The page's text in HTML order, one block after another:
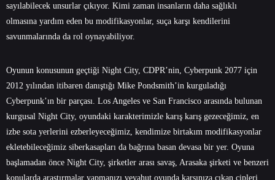
sayılabilecek unsurlar çıkıyor. Kimi zaman insanların daha sağlıklı
olmasına yardım eden bu modifikasyonlar, suça karşı kendilerini
savunmalarında da rol oynayabiliyor.
Oyunun konusunun geçtiği Night City, CDPR’nin, Cyberpunk 2077 için
2012 yılından itibaren danıştığı Mike Pondsmith’in kurguladığı
Cyberpunk’ın bir parçası. Los Angeles ve San Francisco arasında bulunan
kurgusal Night City, oyundaki karakterimizle karış karış gezeceğimiz, en
izbe sota yerlerini ezberleyeceğimiz, kendimize birtakım modifikasyonlar
ekletebileceğimiz siberkasapları da bağrına basan devasa bir yer. Oyuna
başlamadan önce Night City, şirketler arası savaş, Arasaka şirketi ve benzeri
konularda araştırmalar yapmanızı veyahut oyunda karşınıza çıkan çipleri